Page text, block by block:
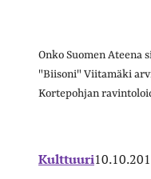
Onko Suomen Ateena
"Biisoni" Viitamäki
Kortepohjan
Kulttuuri